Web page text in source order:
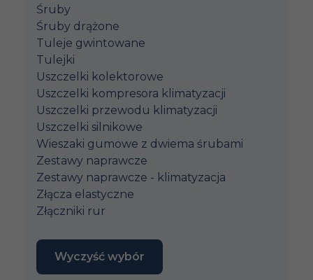
Śruby
Śruby drążone
Tuleje gwintowane
Tulejki
Uszczelki kolektorowe
Uszczelki kompresora klimatyzacji
Uszczelki przewodu klimatyzacji
Uszczelki silnikowe
Wieszaki gumowe z dwiema śrubami
Zestawy naprawcze
Zestawy naprawcze - klimatyzacja
Złącza elastyczne
Złączniki rur
Wyczyść wybór